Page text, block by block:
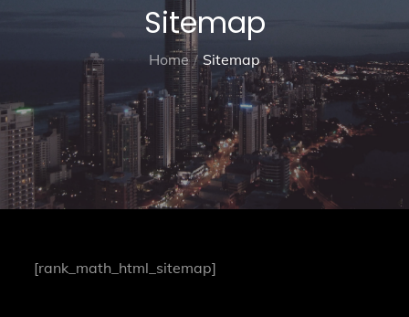
Sitemap
Home Sitemap
[rank_math_html_sitemap]